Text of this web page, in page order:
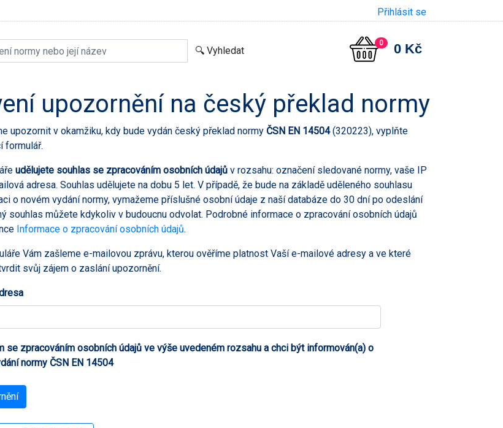
Přihlásit se
0 0 Kč
upozornění na český překlad normy
upozornit v okamžiku, kdy bude vydán český překlad normy ČSN EN 14504(320223), vyplňte
formulář.
udělujete souhlas se zpracováním osobních údajů v rozsahu: označení sledované normy, vaše IP
adresa. Souhlas udělujete na dobu 5 let. V případě, že bude na základě uděleného souhlasu
o novém vydání normy, vymažeme příslušné osobní údaje z naší databáze do 30 dní po odeslání
souhlas můžete kdykoliv v budoucnu odvolat. Podrobné informace o zpracování osobních údajů
Informace o zpracování osobních údajů.
Vám zašleme e-mailovou zprávu, kterou ověříme platnost Vaší e-mailové adresy a ve které
svůj zájem o zaslání upozornění.
se zpracováním osobních údajů ve výše uvedeném rozsahu a chci být informován(a) o
normy ČSN EN 14504